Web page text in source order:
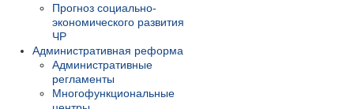
Прогноз социально-
экономического развития
ЧР
Административная реформа
Административные
регламенты
Многофункциональные